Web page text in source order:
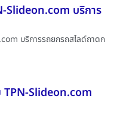
Slideon.com บริการ
บริการรถยกรถสไลด์ถาดก
TPN-Slideon.com